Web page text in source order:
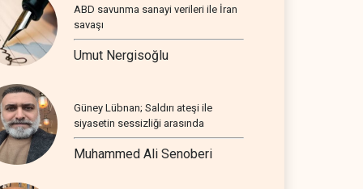
ABD savunma sanayi verileri ile İran
savaşı
Umut Nergisoğlu
Güney Lübnan; Saldırı ateşi ile
siyasetin sessizliği arasında
Muhammed Ali Senoberi